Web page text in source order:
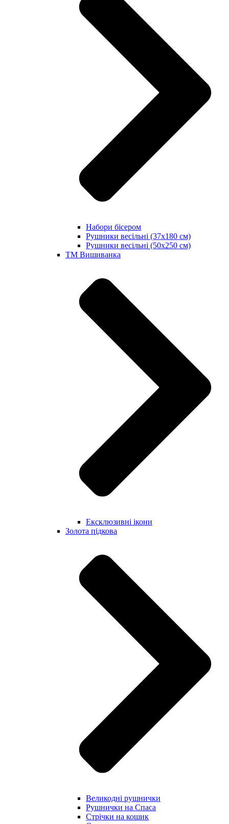
Набори бісером
Рушники весільні (37х180 см)
Рушники весільні (50х250 см)
ТМ Вишиванка
Ексклюзивні ікони
Золота підкова
Великодні рушнички
Рушнички на Спаса
Стрічки на кошик